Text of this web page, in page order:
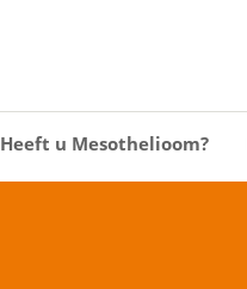
Heeft u Mesothelioom?